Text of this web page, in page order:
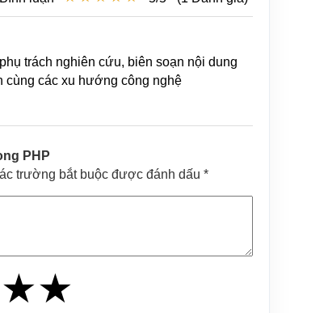
trách nghiên cứu, biên soạn nội dung
cùng các xu hướng công nghệ
PHP
trường bắt buộc được đánh dấu *
★
★★